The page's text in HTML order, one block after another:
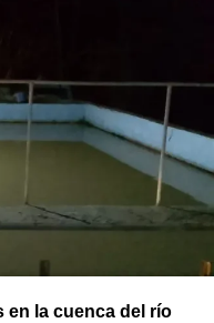
en la cuenca del río